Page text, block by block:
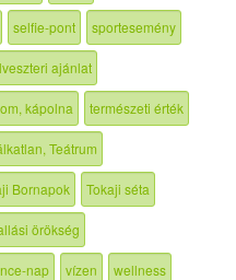
selfie-pont sportesemény
ajánlat
kápolna természeti érték
Teátrum
Bornapok Tokaji séta
örökség
nap vízen wellness